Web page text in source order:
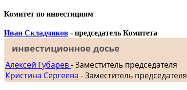
Комитет по инвестициям
Иван Складчиков - председатель Комитета
инвестиционное досье
Алексей Губарев- Заместитель председателя
Кристина Сергеева - Заместитель председателя